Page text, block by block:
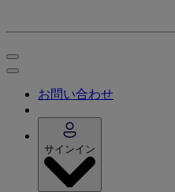
お問い合わせ
サインイン